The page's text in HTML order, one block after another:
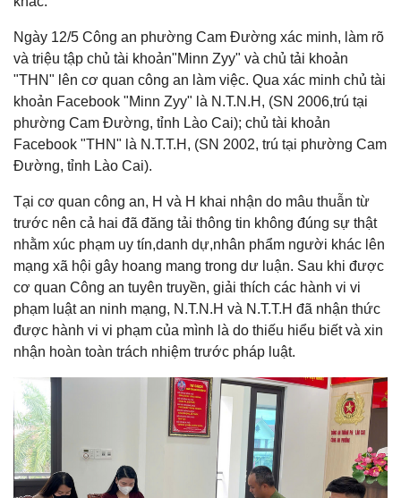
Ngày 12/5 Công an phường Cam Đường xác minh, làm rõ
và triệu tập chủ tài khoản"Minn Zyy" và chủ tải khoản
"THN" lên cơ quan công an làm việc. Qua xác minh chủ tài
khoản Facebook "Minn Zyy" là N.T.N.H, (SN 2006,trú tại
phường Cam Đường, tỉnh Lào Cai); chủ tài khoản
Facebook "THN" là N.T.T.H, (SN 2002, trú tại phường Cam
Đường, tỉnh Lào Cai).
Tại cơ quan công an, H và H khai nhận do mâu thuẫn từ
trước nên cả hai đã đăng tải thông tin không đúng sự thật
nhằm xúc phạm uy tín,danh dự,nhân phẩm người khác lên
mạng xã hội gây hoang mang trong dư luận. Sau khi được
cơ quan Công an tuyên truyền, giải thích các hành vi vi
phạm luật an ninh mạng, N.T.N.H và N.T.T.H đã nhận thức
được hành vi vi phạm của mình là do thiếu hiểu biết và xin
nhận hoàn toàn trách nhiệm trước pháp luật.